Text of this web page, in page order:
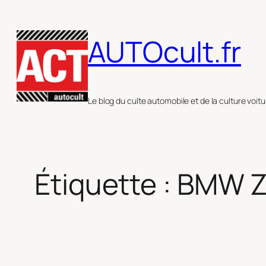
au
contenu
AUTOcult.fr
Le blog du culte automobile et de la culture
Étiquette : BMW